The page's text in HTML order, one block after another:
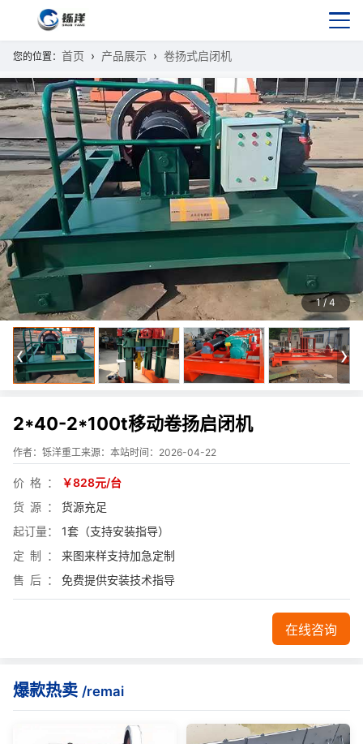
您的位置： 首页 产品展示 卷扬式启闭机
1/4
2*40-2*100t移动卷扬启闭机
作者：铄洋重工来源：本站时间：2026-04-22
价格
￥828元/台
货源
货源充足
起订量
1套（支持安装指导）
定制
来图来样支持加急定制
售后
免费提供安装技术指导
在线咨询
爆款热卖 /remai